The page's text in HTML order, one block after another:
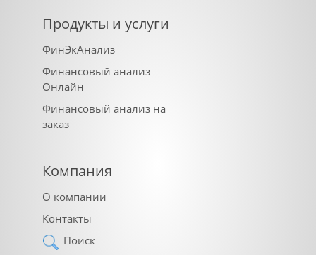
Продукты и услуги
ФинЭкАнализ
Финансовый анализ
Онлайн
Финансовый анализ на
заказ
Компания
О компании
Контакты
Поиск